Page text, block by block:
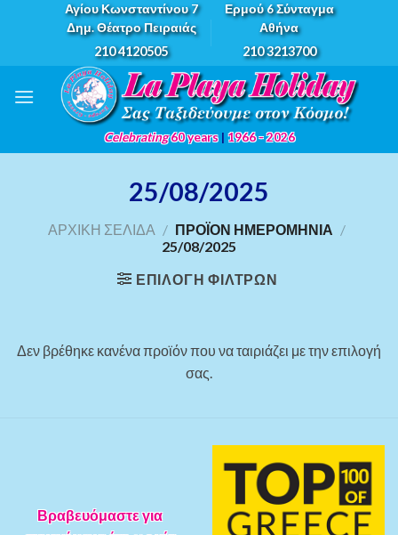
Αγίου Κωνσταντίνου 7
Δημ. Θέατρο Πειραιάς
210 4120505
Ερμού 6 Σύνταγμα
Αθήνα
210 3213700
Celebrating60 years | 1966 - 2026
25/08/2025
ΑΡΧΙΚΉ ΣΕΛΊΔΑ / ΠΡΟΪΌΝ ΗΜΕΡΟΜΗΝΊΑ /
25/08/2025
ΕΠΙΛΟΓΉ ΦΊΛΤΡΩΝ
Δεν βρέθηκε κανένα προϊόν που να ταιριάζει με την επιλογή
σας.
Βραβευόμαστε για